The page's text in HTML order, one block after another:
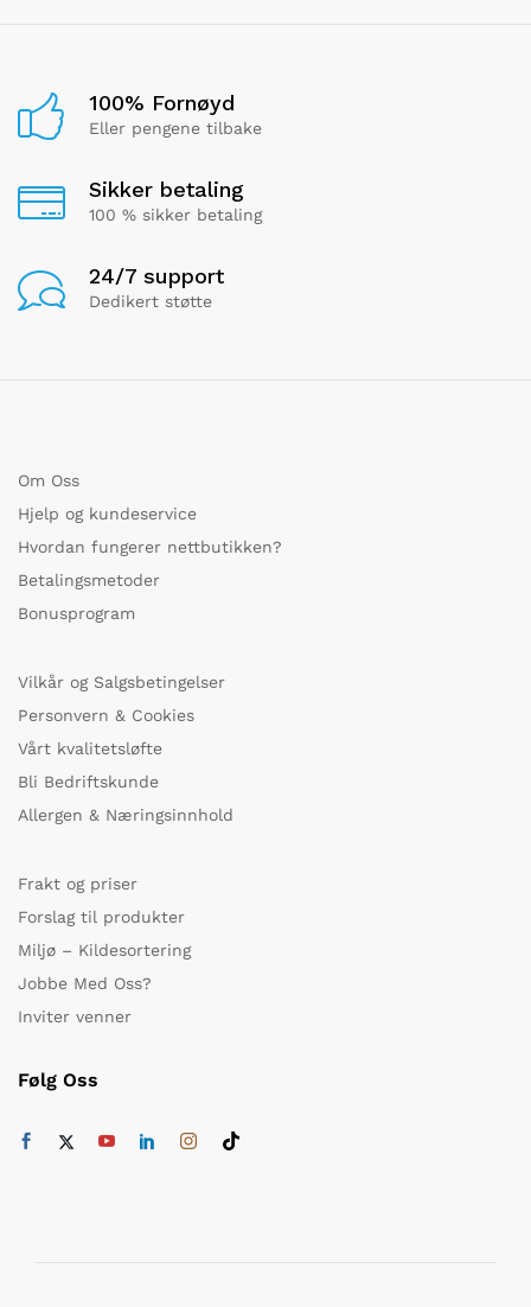
100% Fornøyd
Eller pengene tilbake
Sikker betaling
100 % sikker betaling
24/7 support
Dedikert støtte
Om Oss
Hjelp og kundeservice
Hvordan fungerer nettbutikken?
Betalingsmetoder
Bonusprogram
Vilkår og Salgsbetingelser
Personvern & Cookies
Vårt kvalitetsløfte
Bli Bedriftskunde
Allergen & Næringsinnhold
Frakt og priser
Forslag til produkter
Miljø – Kildesortering
Jobbe Med Oss?
Inviter venner
Følg Oss